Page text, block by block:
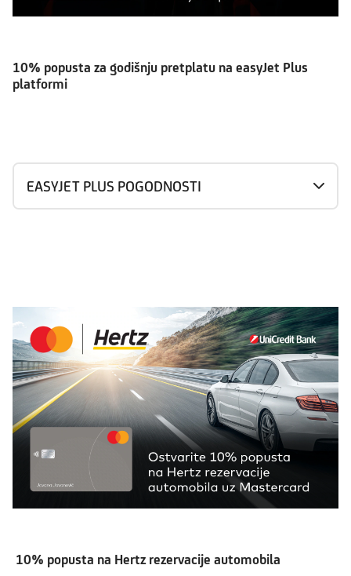
10% popusta za godišnju pretplatu na easyJet Plus
platformi
EASYJET PLUS POGODNOSTI
10% popusta na Hertz rezervacije automobila